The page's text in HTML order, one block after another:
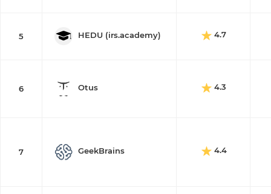
5 HEDU (irs.academy) 4.7
6 Otus 4.3
7 GeekBrains 4.4